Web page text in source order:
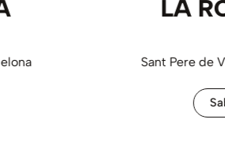
LA ROUREDA
Sant Pere de Vilamajor, Barcelona